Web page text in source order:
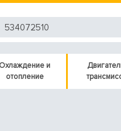
Охлаждение и
отопление